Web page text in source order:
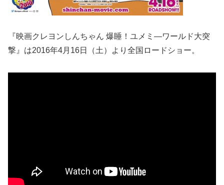
『映画クレヨンしんちゃん 爆睡！ユメミ―ワールド大突
撃』は2016年4月16日（土）より全国ロードショー。